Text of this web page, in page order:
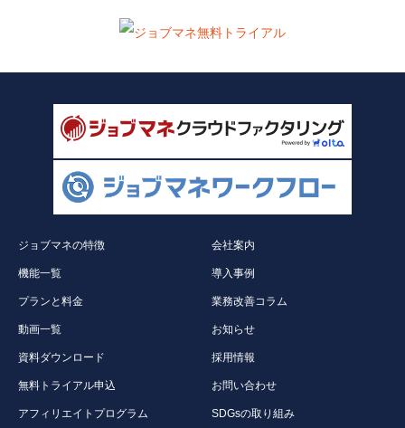
ジョブマネの特徴
機能一覧
プランと料金
動画一覧
資料ダウンロード
無料トライアル申込
アフィリエイトプログラム
会社案内
導入事例
業務改善コラム
お知らせ
採用情報
お問い合わせ
SDGsの取り組み